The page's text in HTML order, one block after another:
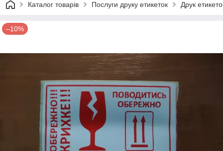
Каталог товарів Послуги друку етикеток Друк
–10%